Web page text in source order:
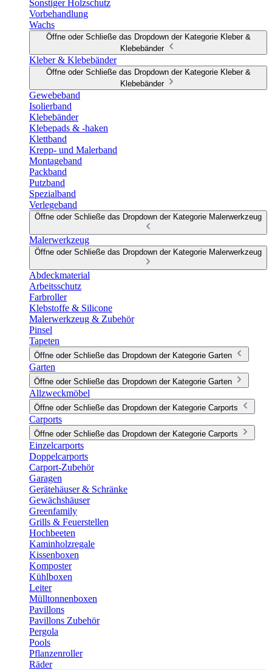
Sonstiger Holzschutz
Vorbehandlung
Wachs
Öffne oder Schließe das Dropdown der Kategorie Kleber &
Klebebänder
Kleber & Klebebänder
Öffne oder Schließe das Dropdown der Kategorie Kleber &
Klebebänder
Gewebeband
Isolierband
Klebebänder
Klebepads & -haken
Klettband
Krepp- und Malerband
Montageband
Packband
Putzband
Spezialband
Verlegeband
Öffne oder Schließe das Dropdown der Kategorie Malerwerkzeug
Malerwerkzeug
Öffne oder Schließe das Dropdown der Kategorie Malerwerkzeug
Abdeckmaterial
Arbeitsschutz
Farbroller
Klebstoffe & Silicone
Malerwerkzeug & Zubehör
Pinsel
Tapeten
Öffne oder Schließe das Dropdown der Kategorie Garten
Garten
Öffne oder Schließe das Dropdown der Kategorie Garten
Allzweckmöbel
Öffne oder Schließe das Dropdown der Kategorie Carports
Carports
Öffne oder Schließe das Dropdown der Kategorie Carports
Einzelcarports
Doppelcarports
Carport-Zubehör
Garagen
Gerätehäuser & Schränke
Gewächshäuser
Greenfamily
Grills & Feuerstellen
Hochbeeten
Kaminholzregale
Kissenboxen
Komposter
Kühlboxen
Leiter
Mülltonnenboxen
Pavillons
Pavillons Zubehör
Pergola
Pools
Pflanzenroller
Räder